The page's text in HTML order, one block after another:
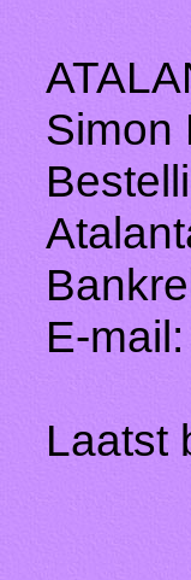
Simon
E-
Laatst